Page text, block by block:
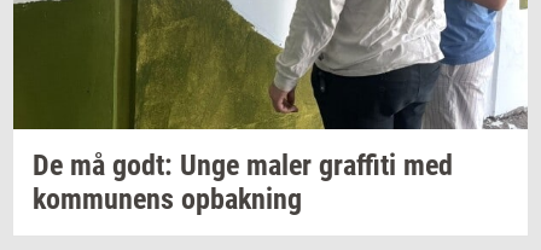
De må godt: Unge maler graf­fi­ti med
kom­mu­nens op­bak­ning